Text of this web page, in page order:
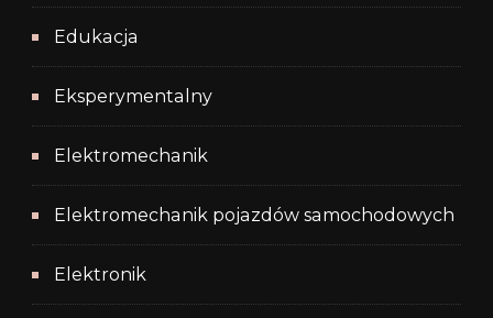
Edukacja
Eksperymentalny
Elektromechanik
Elektromechanik pojazdów samochodowych
Elektronik